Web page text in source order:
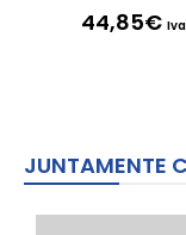
44,85€
JUNTAMENTE